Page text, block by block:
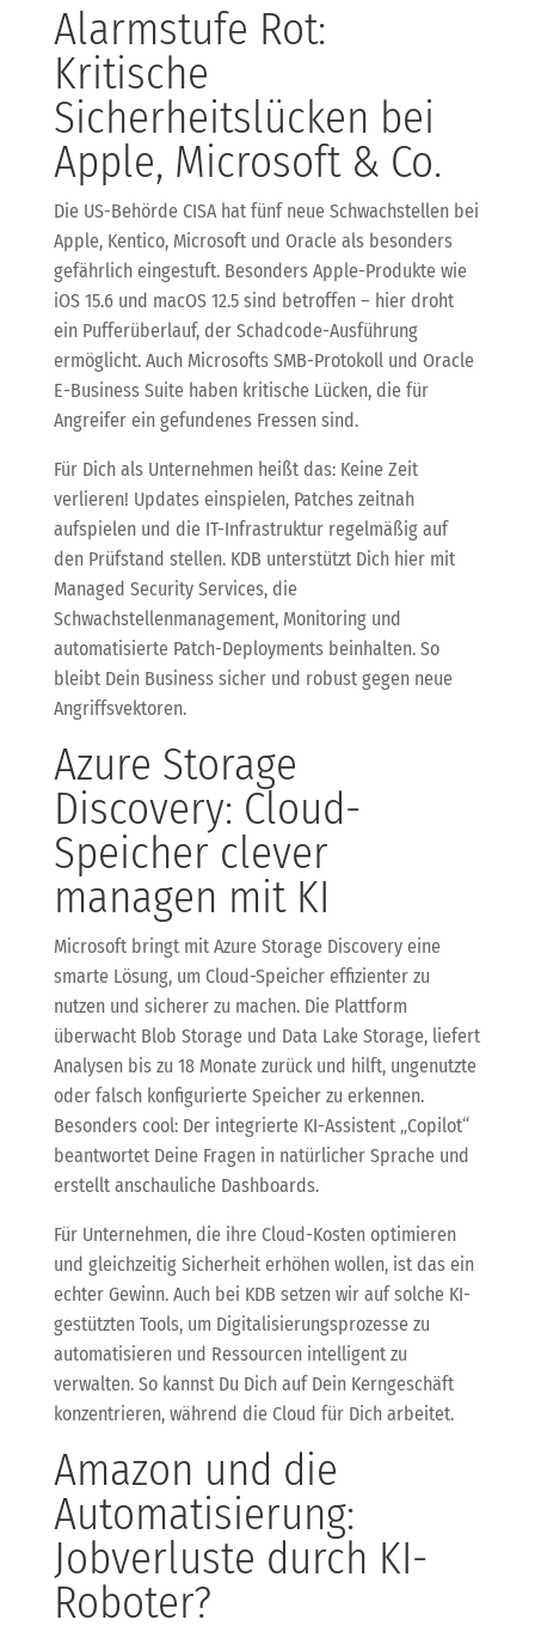
Alarmstufe Rot:
Kritische
Sicherheitslücken bei
Apple, Microsoft & Co.
Die US-Behörde CISA hat fünf neue Schwachstellen bei
Apple, Kentico, Microsoft und Oracle als besonders
gefährlich eingestuft. Besonders Apple-Produkte wie
iOS 15.6 und macOS 12.5 sind betroffen – hier droht
ein Pufferüberlauf, der Schadcode-Ausführung
ermöglicht. Auch Microsofts SMB-Protokoll und Oracle
E-Business Suite haben kritische Lücken, die für
Angreifer ein gefundenes Fressen sind.
Für Dich als Unternehmen heißt das: Keine Zeit
verlieren! Updates einspielen, Patches zeitnah
aufspielen und die IT-Infrastruktur regelmäßig auf
den Prüfstand stellen. KDB unterstützt Dich hier mit
Managed Security Services, die
Schwachstellenmanagement, Monitoring und
automatisierte Patch-Deployments beinhalten. So
bleibt Dein Business sicher und robust gegen neue
Angriffsvektoren.
Azure Storage
Discovery: Cloud-
Speicher clever
managen mit KI
Microsoft bringt mit Azure Storage Discovery eine
smarte Lösung, um Cloud-Speicher effizienter zu
nutzen und sicherer zu machen. Die Plattform
überwacht Blob Storage und Data Lake Storage, liefert
Analysen bis zu 18 Monate zurück und hilft, ungenutzte
oder falsch konfigurierte Speicher zu erkennen.
Besonders cool: Der integrierte KI-Assistent „Copilot“
beantwortet Deine Fragen in natürlicher Sprache und
erstellt anschauliche Dashboards.
Für Unternehmen, die ihre Cloud-Kosten optimieren
und gleichzeitig Sicherheit erhöhen wollen, ist das ein
echter Gewinn. Auch bei KDB setzen wir auf solche KI-
gestützten Tools, um Digitalisierungsprozesse zu
automatisieren und Ressourcen intelligent zu
verwalten. So kannst Du Dich auf Dein Kerngeschäft
konzentrieren, während die Cloud für Dich arbeitet.
Amazon und die
Automatisierung:
Jobverluste durch KI-
Roboter?